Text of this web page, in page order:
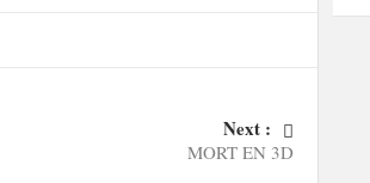
Next :
MORT EN 3D